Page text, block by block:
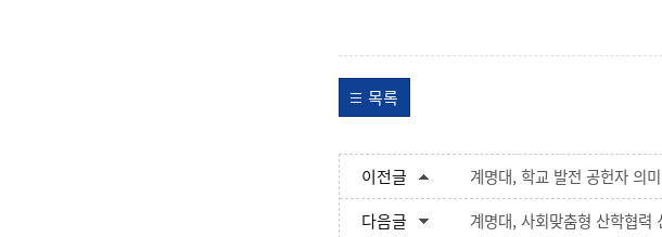
목록
이전글
계명대, 학교 발전 공헌자 의
다음글
계명대, 사회맞춤형 산학협